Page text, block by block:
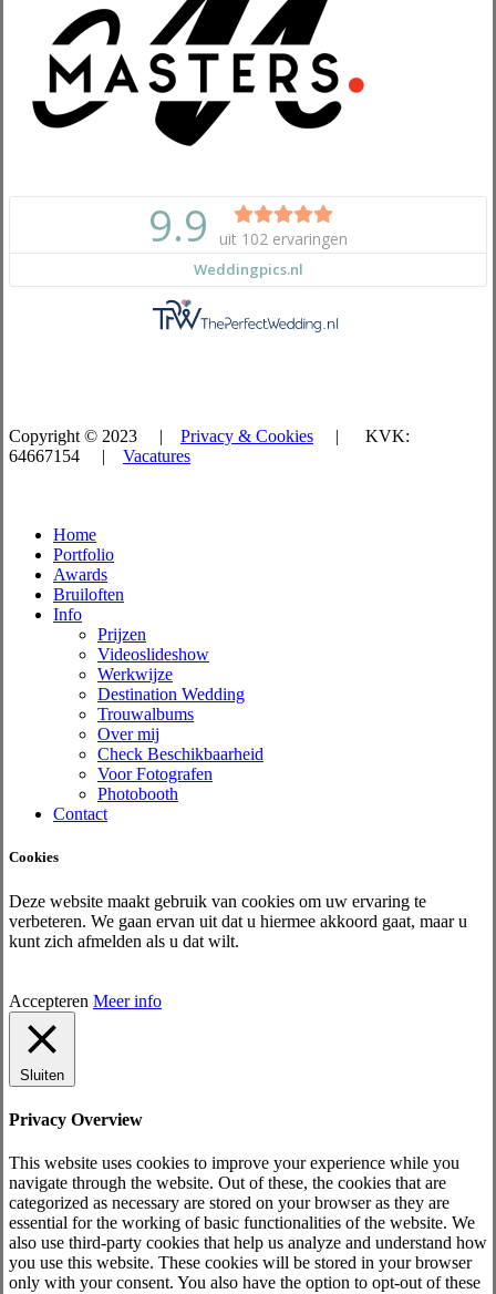
Copyright © 2023 | Privacy & Cookies | KVK:
64667154 | Vacatures
Close
Menu
Home
Portfolio
Awards
Bruiloften
Info
Prijzen
Videoslideshow
Werkwijze
Destination Wedding
Trouwalbums
Over mij
Check Beschikbaarheid
Voor Fotografen
Photobooth
Contact
Cookies
Deze website maakt gebruik van cookies om uw ervaring te
verbeteren. We gaan ervan uit dat u hiermee akkoord gaat, maar u
kunt zich afmelden als u dat wilt.
Accepteren Meer info
Sluiten
Privacy Overview
This website uses cookies to improve your experience while you
navigate through the website. Out of these, the cookies that are
categorized as necessary are stored on your browser as they are
essential for the working of basic functionalities of the website. We
also use third-party cookies that help us analyze and understand how
you use this website. These cookies will be stored in your browser
only with your consent. You also have the option to opt-out of these